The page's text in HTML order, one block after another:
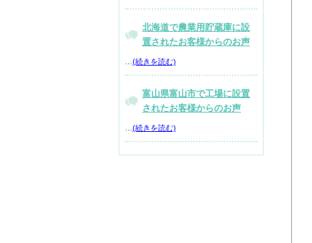
北海道で農業用貯蔵庫に設
置されたお客様からのお声
(続きを読む)
富山県富山市で工場に設置
されたお客様からのお声
(続きを読む)